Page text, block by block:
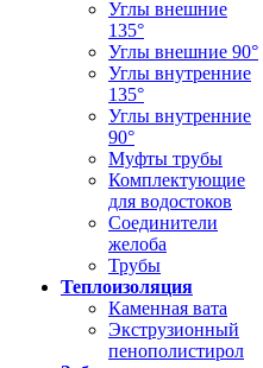
Углы внешние
135°
Углы внешние 90°
Углы внутренние
135°
Углы внутренние
90°
Муфты трубы
Комплектующие
для водостоков
Соединители
желоба
Трубы
Теплоизоляция
Каменная вата
Экструзионный
пенополистирол